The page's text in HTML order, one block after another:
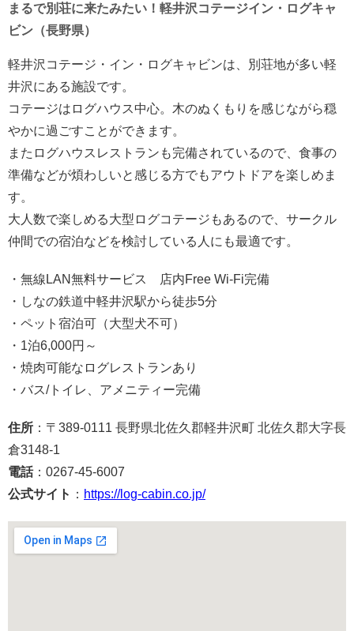
まるで別荘に来たみたい！軽井沢コテージイン・ログキャ
ビン（長野県）
軽井沢コテージ・イン・ログキャビンは、別荘地が多い軽
井沢にある施設です。
コテージはログハウス中心。木のぬくもりを感じながら穏
やかに過ごすことができます。
またログハウスレストランも完備されているので、食事の
準備などが煩わしいと感じる方でもアウトドアを楽しめま
す。
大人数で楽しめる大型ログコテージもあるので、サークル
仲間での宿泊などを検討している人にも最適です。
・無線LAN無料サービス 店内Free Wi-Fi完備
・しなの鉄道中軽井沢駅から徒歩5分
・ペット宿泊可（大型犬不可）
・1泊6,000円～
・焼肉可能なログレストランあり
・バス/トイレ、アメニティー完備
住所 ：〒389-0111 長野県北佐久郡軽井沢町 北佐久郡大字長
倉3148-1
電話：0267-45-6007
公式サイト ： https://log-cabin.co.jp/